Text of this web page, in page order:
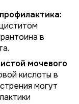
в
мочевого
кислоты в
могут